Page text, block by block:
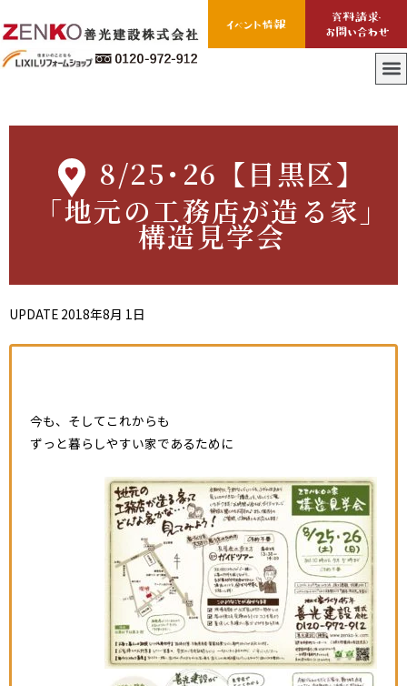
8/25･26【目黒区】
「地元の工務店が造る家」
構造見学会
UPDATE 2018年8月 1日
今も、そしてこれからも
ずっと暮らしやすい家であるために